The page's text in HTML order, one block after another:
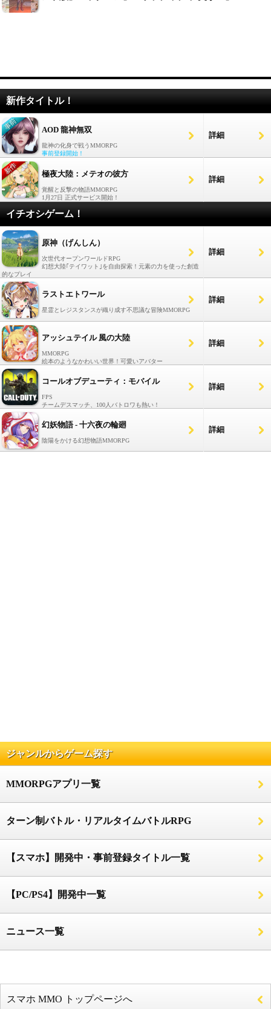
新作タイトル！
AOD 龍神無双
龍神の化身で戦うMMORPG
事前登録開始！
詳細
極夜大陸：メテオの彼方
覚醒と反撃の物語MMORPG
1月27日 正式サービス開始！
詳細
イチオシゲーム！
原神（げんしん）
次世代オープンワールドRPG
幻想大陸｢テイワット｣を自由探索！元素の力を使った創造
的なプレイ
詳細
ラストエトワール
星霊とレジスタンスが織り成す不思議な冒険MMORPG
詳細
アッシュテイル 風の大陸
MMORPG
絵本のようなかわいい世界！可愛いアバター
詳細
コールオブデューティ：モバイル
FPS
チームデスマッチ、100人バトロワも熱い！
詳細
幻妖物語 - 十六夜の輪廻
陰陽をかける幻想物語MMORPG
詳細
ジャンルからゲーム探す
MMORPGアプリ一覧
ターン制バトル・リアルタイムバトルRPG
【スマホ】開発中・事前登録タイトル一覧
【PC/PS4】開発中一覧
ニュース一覧
スマホ MMO トップページへ